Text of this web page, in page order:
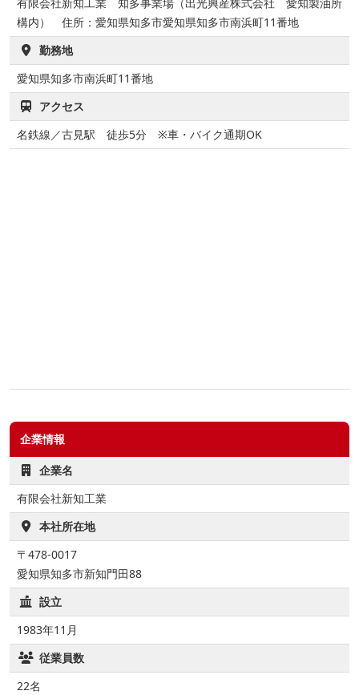
構内） 住所：愛知県知多市愛知県知多市南浜町11番地
勤務地
愛知県知多市南浜町11番地
アクセス
名鉄線／古見駅 徒歩5分 ※車・バイク通期OK
企業情報
企業名
有限会社新知工業
本社所在地
〒478-0017
愛知県知多市新知門田88
設立
1983年11月
従業員数
22名